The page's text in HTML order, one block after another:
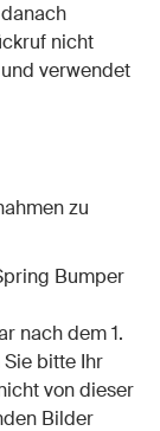
nicht
verwendet
zu
Bumper
nach dem 1.
bitte Ihr
von dieser
Bilder